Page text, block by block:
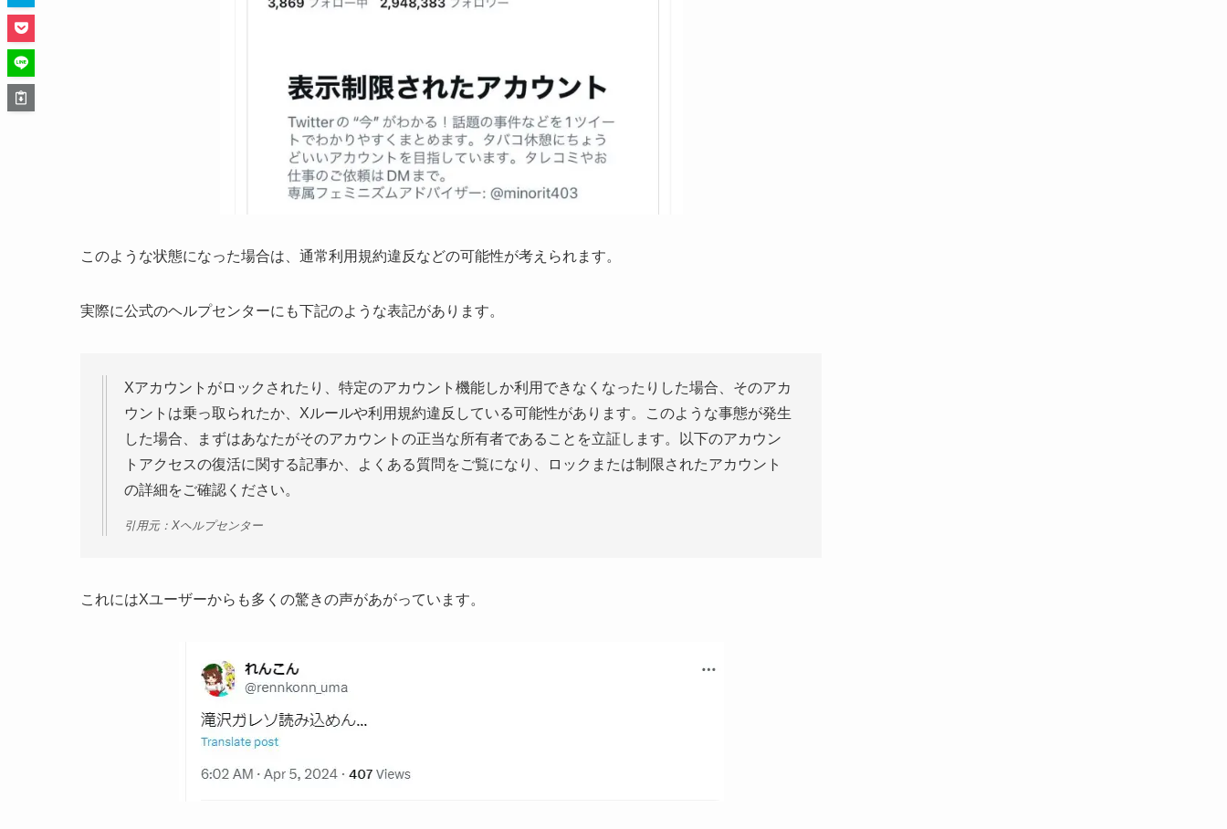
このような状態になった場合は、通常利用規約違反などの可能性が考えられます。
実際に公式のヘルプセンターにも下記のような表記があります。
Xアカウントがロックされたり、特定のアカウント機能しか利用できなくなったりした場合、そのアカ
ウントは乗っ取られたか、Xルールや利用規約違反している可能性があります。このような事態が発生
した場合、まずはあなたがそのアカウントの正当な所有者であることを立証します。以下のアカウン
トアクセスの復活に関する記事か、よくある質問をご覧になり、ロックまたは制限されたアカウント
の詳細をご確認ください。
引用元：Xヘルプセンター
これにはXユーザーからも多くの驚きの声があがっています。